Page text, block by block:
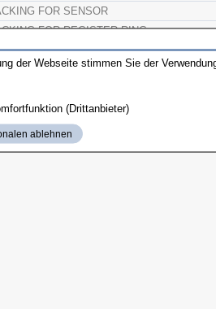
FOR SENSOR
FOR REGISTER RING
FOR SENSER COVER
HOLDER RING
COVER FOR SENSER
RING)
STEM
der Webseite stimmen Sie der
(Drittanbieter)
ablehnen